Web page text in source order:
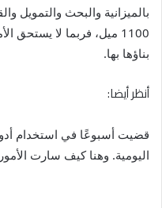
بالميزانية والبحث والتمويل
1100 ميل، فربما لا
بناؤها بها.
أنظر أيضا:
قضيت أسبوعًا في استخدام
اليومية. وهنا كيف سارت